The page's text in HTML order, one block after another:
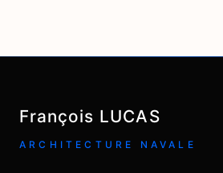
François LUCAS
ARCHITECTURE NAVALE